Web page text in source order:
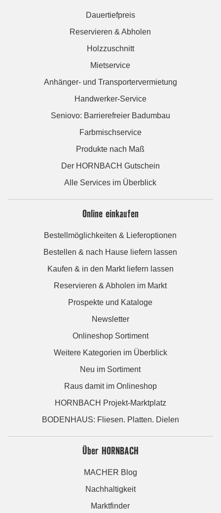
Dauertiefpreis
Reservieren & Abholen
Holzzuschnitt
Mietservice
Anhänger- und Transportervermietung
Handwerker-Service
Seniovo: Barrierefreier Badumbau
Farbmischservice
Produkte nach Maß
Der HORNBACH Gutschein
Alle Services im Überblick
Online einkaufen
Bestellmöglichkeiten & Lieferoptionen
Bestellen & nach Hause liefern lassen
Kaufen & in den Markt liefern lassen
Reservieren & Abholen im Markt
Prospekte und Kataloge
Newsletter
Onlineshop Sortiment
Weitere Kategorien im Überblick
Neu im Sortiment
Raus damit im Onlineshop
HORNBACH Projekt-Marktplatz
BODENHAUS: Fliesen. Platten. Dielen
Über HORNBACH
MACHER Blog
Nachhaltigkeit
Marktfinder